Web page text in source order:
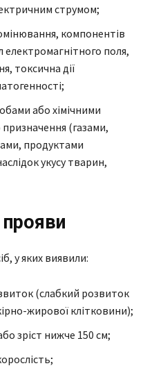
струмом;
компонентів
поля,
токсична дії
або хімічними
(газами,
продуктами
укусу тварин,
прояви
у яких виявили:
(слабкий розвиток
жирової клітковини);
зріст нижче 150 см;